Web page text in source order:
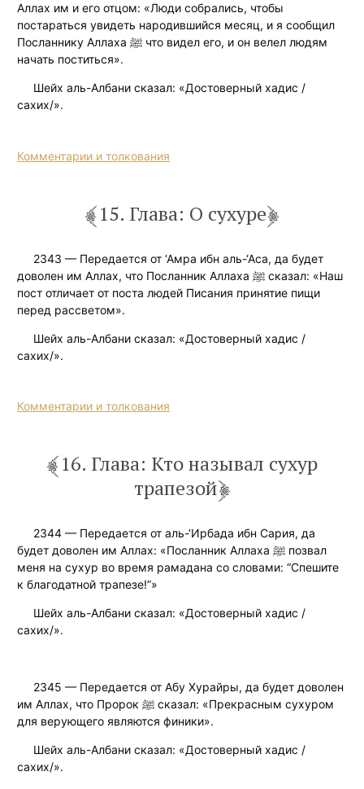
Аллах им и его отцом: «Люди собрались, чтобы
постараться увидеть народившийся месяц, и я сообщил
Посланнику Аллаха ﷺ что видел его, и он велел людям
начать поститься».
Шейх аль-Албани сказал: «Достоверный хадис /
сахих/».
Комментарии и толкования
15. Глава: О сухуре
2343 — Передается от ‘Амра ибн аль-‘Аса, да будет
доволен им Аллах, что Посланник Аллаха ﷺ сказал: «Наш
пост отличает от поста людей Писания принятие пищи
перед рассветом».
Шейх аль-Албани сказал: «Достоверный хадис /
сахих/».
Комментарии и толкования
16. Глава: Кто называл сухур
трапезой
2344 — Передается от аль-‘Ирбада ибн Сария, да
будет доволен им Аллах: «Посланник Аллаха ﷺ позвал
меня на сухур во время рамадана со словами: “Спешите
к благодатной трапезе!”»
Шейх аль-Албани сказал: «Достоверный хадис /
сахих/».
2345 — Передается от Абу Хурайры, да будет доволен
им Аллах, что Пророк ﷺ сказал: «Прекрасным сухуром
для верующего являются финики».
Шейх аль-Албани сказал: «Достоверный хадис /
сахих/».